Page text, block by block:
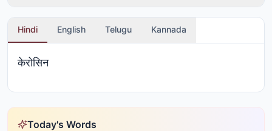
Hindi English Telugu Kannada
केरोसिन
Today's Words